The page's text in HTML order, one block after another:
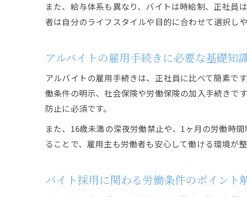
安
また、給与体系も異なり、バイトは時給制、正社員
者は自分のライフスタイルや目的に合わせて選択し
アルバイトの雇用手続きに必要な基礎知
アルバイトの雇用手続きは、正社員に比べて簡素で
働条件の明示、社会保険や労働保険の加入手続きで
防止に必須です。
また、16歳未満の深夜労働禁止や、1ヶ月の労働時
ることで、雇用主も労働者も安心して働ける環境が整
バイト採用に関わる労働条件のポイント